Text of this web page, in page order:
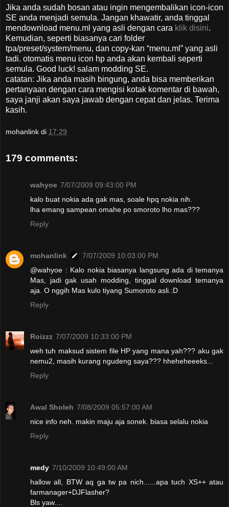
Jika anda sudah bosan atau ingin mengembalikan icon-icon
SE anda menjadi semula. Jangan khawatir, anda tinggal
mendownload menu.ml yang asli dengan cara klik disini.
Kemudian, seperti biasanya cari folder
tpa/preset/system/menu, dan copy-kan “menu.ml” yang asli
tadi. otomatis menu icon hp anda akan kembali seperti
semula. Good luck! salam modding SE.
catatan: Jika anda masih bingung, anda bisa memberikan
pertanyaan dengan cara mengisi kotak komentar di bawah,
saya janji akan saya jawab dengan cepat dan jelas. Terima
kasih.
mohanlink di 17:29
179 comments:
wahyoe 7/07/2009 09:43:00 PM
kalo buat nokia ada gak mas, soale hpq nokia nih.
lha emang sampean omahe po smoroto lho mas???
Reply
mohanlink
7/07/2009 10:03:00 PM
@wahyoe : Kalo nokia biasanya langsung ada di temanya
Mas, jadi gak usah modding, tinggal download temanya
aja. O nggih Mas kulo tiyang Sumoroto asli.:D
Reply
Roizzz 7/07/2009 10:33:00 PM
weh tuh maksud sistem file HP yang mana yah??? aku gak
nemu2, masih kurang ngudeng saya??? hheheheeeks...
Reply
Awal Sholeh 7/08/2009 05:57:00 AM
nice info neh. makin maju aja sonek. biasa selalu nokia
Reply
medy 7/10/2009 10:49:00 AM
hallow all, BTW aq ga tw pa nich......apa tuch XS++ atau
farmanager+DJFlasher?
Bls yaw....